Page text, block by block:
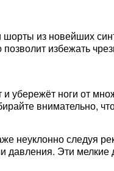
из новейших
избежать
убережёт ноги от
внимательно,
неуклонно следуя
Эти мелкие